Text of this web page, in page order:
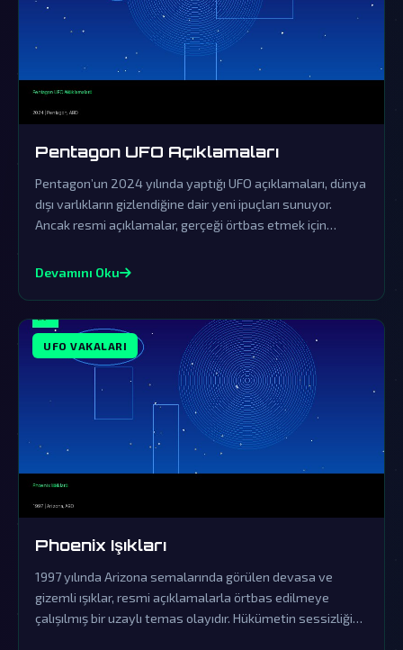
Pentagon UFO Açıklamaları
Pentagon’un 2024 yılında yaptığı UFO açıklamaları, dünya
dışı varlıkların gizlendiğine dair yeni ipuçları sunuyor.
Ancak resmi açıklamalar, gerçeği örtbas etmek için
Devamını Oku
UFO VAKALARI
Phoenix Işıkları
1997 yılında Arizona semalarında görülen devasa ve
gizemli ışıklar, resmi açıklamalarla örtbas edilmeye
çalışılmış bir uzaylı temas olayıdır. Hükümetin sessizliği